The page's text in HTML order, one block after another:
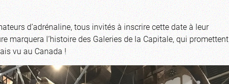
d’adrénaline, tous invités à inscrire cette date à leur
marquera l’histoire des Galeries de la Capitale, qui promettent
vu au Canada !